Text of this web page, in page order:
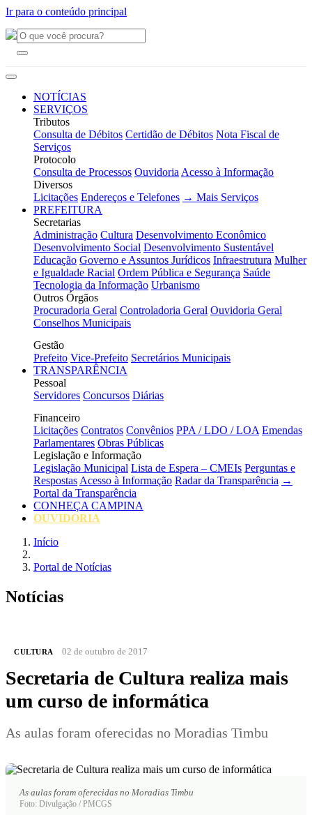
Ir para o conteúdo principal
NOTÍCIAS
SERVIÇOS
Tributos
Consulta de Débitos Certidão de Débitos Nota Fiscal de
Serviços
Protocolo
Consulta de Processos Ouvidoria Acesso à Informação
Diversos
Licitações Endereços e Telefones → Mais Serviços
PREFEITURA
Secretarias
Administração Cultura Desenvolvimento Econômico
Desenvolvimento Social Desenvolvimento Sustentável
Educação Governo e Assuntos Jurídicos Infraestrutura Mulher
e Igualdade Racial Ordem Pública e Segurança Saúde
Tecnologia da Informação Urbanismo
Outros Órgãos
Procuradoria Geral Controladoria Geral Ouvidoria Geral
Conselhos Municipais
Gestão
Prefeito Vice-Prefeito Secretários Municipais
TRANSPARÊNCIA
Pessoal
Servidores Concursos Diárias
Financeiro
Licitações Contratos Convênios PPA / LDO / LOA Emendas
Parlamentares Obras Públicas
Legislação e Informação
Legislação Municipal Lista de Espera – CMEIs Perguntas e
Respostas Acesso à Informação Radar da Transparência →
Portal da Transparência
CONHEÇA CAMPINA
OUVIDORIA
Início
Portal de Notícias
Notícias
CULTURA 02 de outubro de 2017
Secretaria de Cultura realiza mais
um curso de informática
As aulas foram oferecidas no Moradias Timbu
As aulas foram oferecidas no Moradias Timbu
Foto: Divulgação / PMCGS